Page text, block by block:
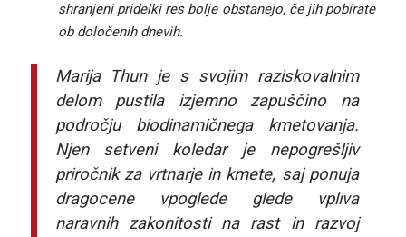
shranjeni pridelki res bolje obstanejo, če jih pobirate
ob določenih dnevih.
Marija Thun je s svojim raziskovalnim
delom pustila izjemno zapuščino na
področju biodinamičnega kmetovanja.
Njen setveni koledar je nepogrešljiv
priročnik za vrtnarje in kmete, saj ponuja
dragocene vpoglede glede vpliva
naravnih zakonitosti na rast in razvoj